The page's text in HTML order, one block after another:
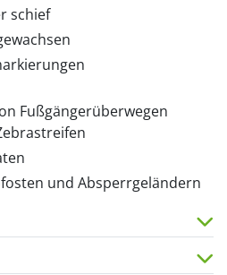
schief
Fußgängerüberwegen
und Absperrgeländern